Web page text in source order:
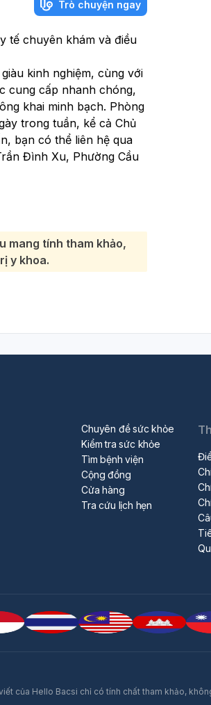
Trò chuyện ngay
tế chuyên khám và điều
kinh nghiệm, cùng với
cung cấp nhanh chóng,
khai minh bạch. Phòng
trong tuần, kể cả Chủ
bạn có thể liên hệ qua
Đình Xu, Phường Cầu
mang tính tham khảo,
y khoa.
Chuyên đề sức khỏe
Kiểm tra sức khỏe
Tìm bệnh viện
Cộng đồng
Cửa hàng
Tra cứu lịch hẹn
của Hello Bacsi chỉ có tính chất tham khảo,